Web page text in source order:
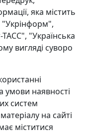
яка містить
"Укрінформ",
"Українська
вигляді суворо
умови наявності
систем
на сайті
міститися